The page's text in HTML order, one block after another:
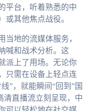
平台，听着熟悉的中
或其他焦点战役。
当地的流媒体服务，
喊和战术分析。这
派上了用场。无论你
只需在设备上轻点连
”，就能瞬间“回到”国
清直播流立刻呈现，中